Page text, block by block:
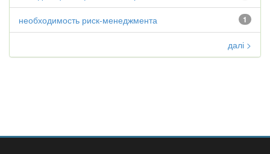
1
необходимость риск-менеджмента
далі >